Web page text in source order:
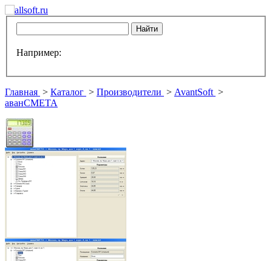
Например:
Главная > Каталог > Производители > AvantSoft >
аванСМЕТА